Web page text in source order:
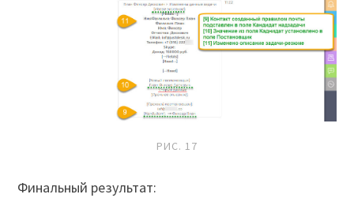
РИС. 17
Финальный результат: